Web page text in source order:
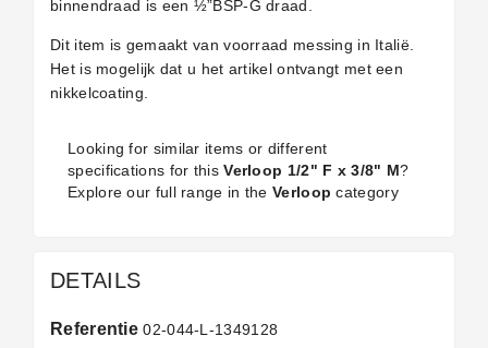
binnendraad is een ½”BSP-G draad.
Dit item is gemaakt van voorraad messing in Italië.
Het is mogelijk dat u het artikel ontvangt met een
nikkelcoating.
Looking for similar items or different
specifications for thisVerloop 1/2" F x 3/8" M?
Explore our full range in the Verloop category
DETAILS
Referentie 02-044-L-1349128